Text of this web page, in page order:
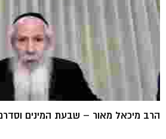
הרב מיכאל מאור – שבעת המינים